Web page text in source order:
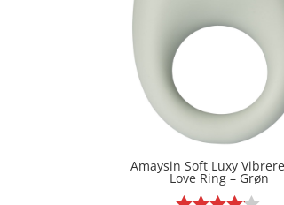
Amaysin Soft Luxy
Love Ring – Grøn